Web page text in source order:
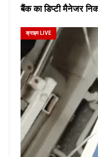
बैंक का डिप्टी मैनेजर
क्राइम LIVE